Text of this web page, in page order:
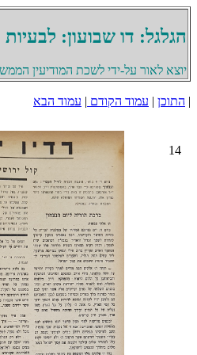
הגלגל: דו שבועון:
יוצא לאור על-ידי לשכת המודיעין
| התוכן | עמוד הקודם | עמוד הבא
14